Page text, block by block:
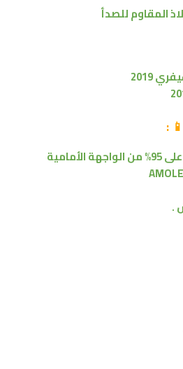
المقاوم للصدأ
2019
:
من
الواجهة الأمامية